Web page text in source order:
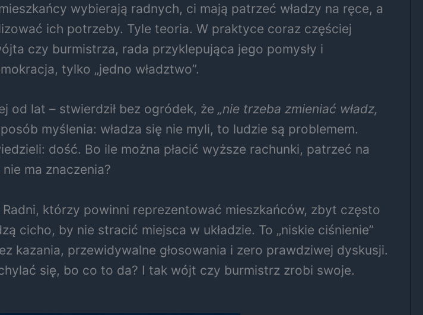
wybierają radnych, ci mają patrzeć władzy na ręce, a
ich potrzeby. Tyle teoria. W praktyce coraz częściej
czy burmistrza, rada przyklepująca jego pomysły i
tylko „jedno władztwo”.
od lat – stwierdził bez ogródek, że „nie trzeba zmieniać władz,
myślenia: władza się nie myli, to ludzie są problemem.
dość. Bo ile można płacić wyższe rachunki, patrzeć na
ma znaczenia?
którzy powinni reprezentować mieszkańców, zbyt często
cicho, by nie stracić miejsca w układzie. To „niskie ciśnienie”
kazania, przewidywalne głosowania i zero prawdziwej dyskusji.
się, bo co to da? I tak wójt czy burmistrz zrobi swoje.